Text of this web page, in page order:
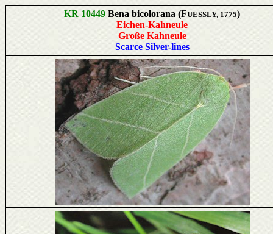
KR 10449 Bena bicolorana (FUESSLY, 1775)
Eichen-Kahneule
Große Kahneule
Scarce Silver-lines